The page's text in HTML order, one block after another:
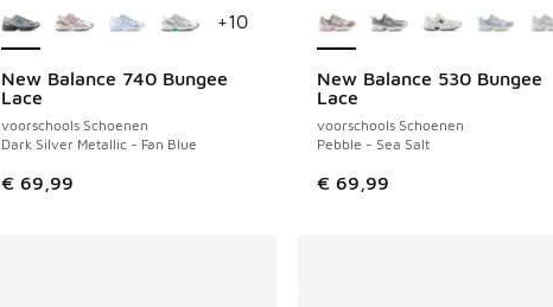
New Balance 740 Bungee
Lace
voorschools Schoenen
Dark Silver Metallic - Fan Blue
€ 69,99
NIEUW
+10
New Balance 530 Bungee
Lace
voorschools Schoenen
Pebble - Sea Salt
€ 69,99
NIEUW